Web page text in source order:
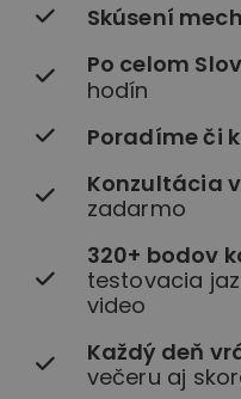
Skúsení
Po celom
hodín
Poradíme či
Konzultácia
zadarmo
320+ bodov
testovacia
video
Každý deň
večeru aj